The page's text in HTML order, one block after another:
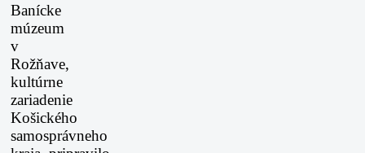
Banícke
múzeum
v
Rožňave,
kultúrne
zariadenie
Košického
samosprávneho